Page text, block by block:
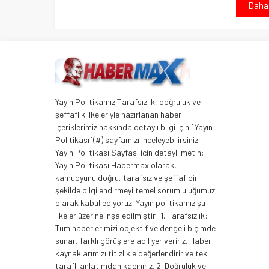
Yayın Politikamız Tarafsızlık, doğruluk ve
şeffaflık ilkeleriyle hazırlanan haber
içeriklerimiz hakkında detaylı bilgi için [Yayın
Politikası](#) sayfamızı inceleyebilirsiniz.
Yayın Politikası Sayfası için detaylı metin:
Yayın Politikası Habermax olarak,
kamuoyunu doğru, tarafsız ve şeffaf bir
şekilde bilgilendirmeyi temel sorumluluğumuz
olarak kabul ediyoruz. Yayın politikamız şu
ilkeler üzerine inşa edilmiştir: 1. Tarafsızlık:
Tüm haberlerimizi objektif ve dengeli biçimde
sunar, farklı görüşlere adil yer veririz. Haber
kaynaklarımızı titizlikle değerlendirir ve tek
taraflı anlatımdan kaçınırız. 2. Doğruluk ve